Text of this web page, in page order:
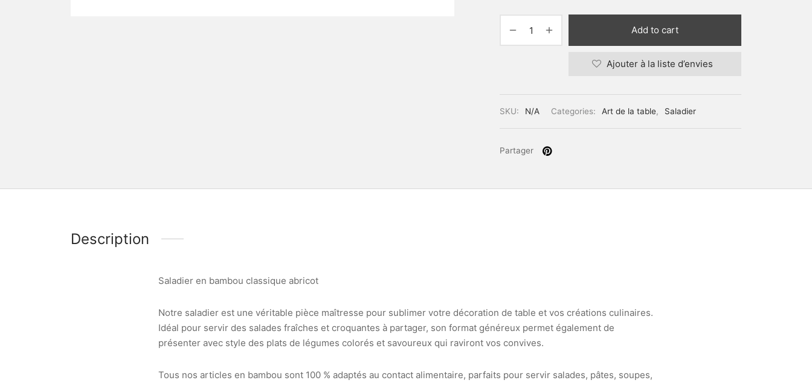
Add to cart
Ajouter à la liste d’envies
SKU: N/A Categories: Art de la table, Saladier
Partager
Description
Saladier en bambou classique abricot
Notre saladier est une véritable pièce maîtresse pour sublimer votre décoration de table et vos créations culinaires.
Idéal pour servir des salades fraîches et croquantes à partager, son format généreux permet également de
présenter avec style des plats de légumes colorés et savoureux qui raviront vos convives.
Tous nos articles en bambou sont 100 % adaptés au contact alimentaire, parfaits pour servir salades, pâtes, soupes,